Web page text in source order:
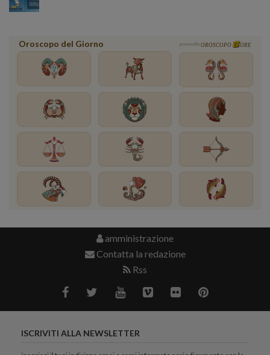
Oroscopo del Giorno powered by OROSCOPO ORE
amministrazione
Contatta la redazione
Rss
ISCRIVITI ALLA NEWSLETTER